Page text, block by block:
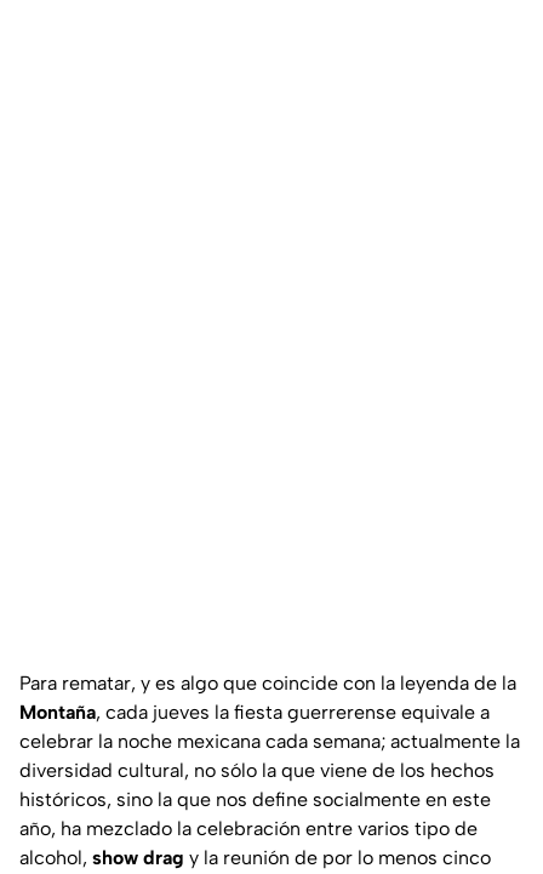
Para rematar, y es algo que coincide con la leyenda de la
Montaña, cada jueves la fiesta guerrerense equivale a
celebrar la noche mexicana cada semana; actualmente la
diversidad cultural, no sólo la que viene de los hechos
históricos, sino la que nos define socialmente en este
año, ha mezclado la celebración entre varios tipo de
alcohol, show drag y la reunión de por lo menos cinco